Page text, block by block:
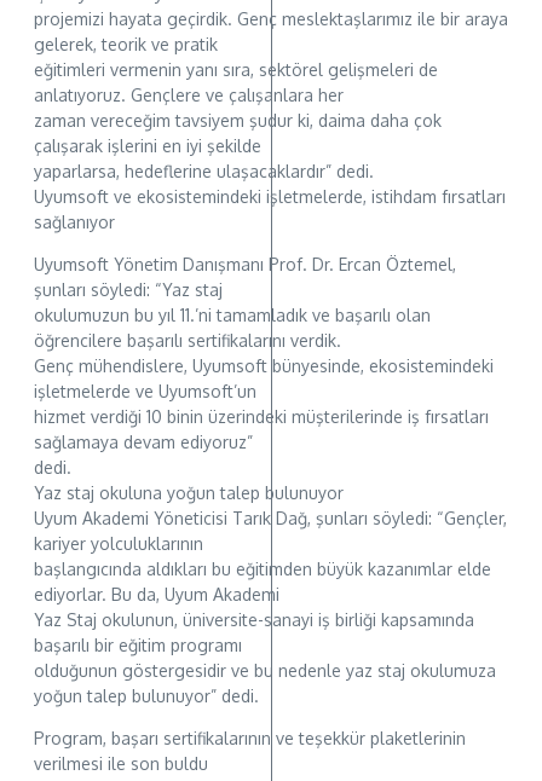
projemizi hayata geçirdik. Genç meslektaşlarımız ile bir araya
gelerek, teorik ve pratik
eğitimleri vermenin yanı sıra, sektörel gelişmeleri de
anlatıyoruz. Gençlere ve çalışanlara her
zaman vereceğim tavsiyem şudur ki, daima daha çok
çalışarak işlerini en iyi şekilde
yaparlarsa, hedeflerine ulaşacaklardır” dedi.
Uyumsoft ve ekosistemindeki işletmelerde, istihdam fırsatları
sağlanıyor
Uyumsoft Yönetim Danışmanı Prof. Dr. Ercan Öztemel,
şunları söyledi: “Yaz staj
okulumuzun bu yıl 11.’ni tamamladık ve başarılı olan
öğrencilere başarılı sertifikalarını verdik.
Genç mühendislere, Uyumsoft bünyesinde, ekosistemindeki
işletmelerde ve Uyumsoft’un
hizmet verdiği 10 binin üzerindeki müşterilerinde iş fırsatları
sağlamaya devam ediyoruz”
dedi.
Yaz staj okuluna yoğun talep bulunuyor
Uyum Akademi Yöneticisi Tarık Dağ, şunları söyledi: “Gençler,
kariyer yolculuklarının
başlangıcında aldıkları bu eğitimden büyük kazanımlar elde
ediyorlar. Bu da, Uyum Akademi
Yaz Staj okulunun, üniversite-sanayi iş birliği kapsamında
başarılı bir eğitim programı
olduğunun göstergesidir ve bu nedenle yaz staj okulumuza
yoğun talep bulunuyor” dedi.
Program, başarı sertifikalarının ve teşekkür plaketlerinin
verilmesi ile son buldu